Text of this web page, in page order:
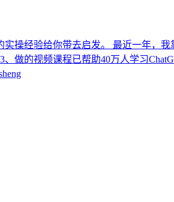
操经验给你带去启发。 最近一年，
做的视频课程已帮助40万人学习